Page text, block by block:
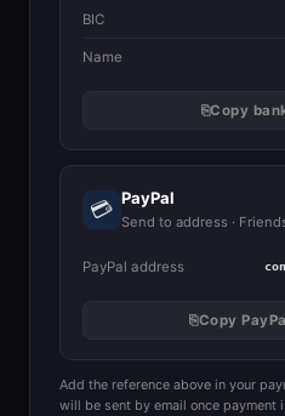
BIC
Name
⎘Copy
💳 PayPal
Send to address ·
PayPal address
⎘Copy
Add the reference above in your
will be sent by email once payment